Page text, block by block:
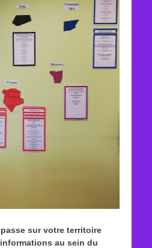
sur votre territoire
au sein du